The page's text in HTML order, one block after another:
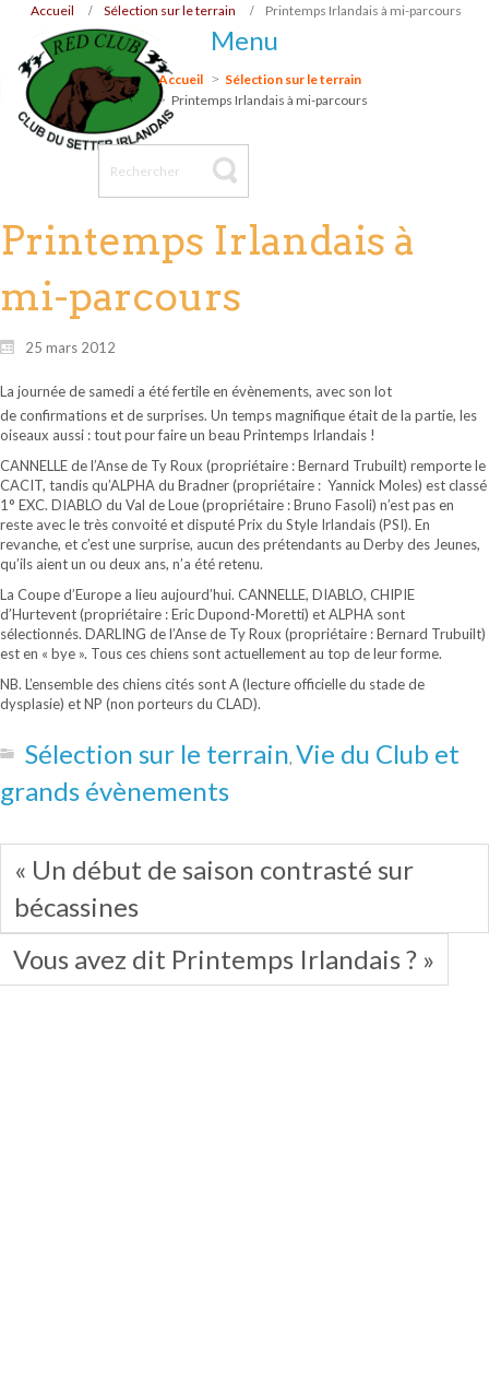
Accueil Sélection sur le terrain Printemps Irlandais à mi-parcours
Menu
Accueil
Sélection sur le terrain
Printemps Irlandais à mi-parcours
Printemps Irlandais à
mi-parcours
25 mars 2012
La journée de samedi a été fertile en évènements, avec son lot
de confirmations et de surprises. Un temps magnifique était de la partie, les
oiseaux aussi : tout pour faire un beau Printemps Irlandais !
CANNELLE de l’Anse de Ty Roux (propriétaire : Bernard Trubuilt) remporte le
CACIT, tandis qu’ALPHA du Bradner (propriétaire : Yannick Moles) est classé
1° EXC. DIABLO du Val de Loue (propriétaire : Bruno Fasoli) n’est pas en
reste avec le très convoité et disputé Prix du Style Irlandais (PSI). En
revanche, et c’est une surprise, aucun des prétendants au Derby des Jeunes,
qu’ils aient un ou deux ans, n’a été retenu.
La Coupe d’Europe a lieu aujourd’hui. CANNELLE, DIABLO, CHIPIE
d’Hurtevent (propriétaire : Eric Dupond-Moretti) et ALPHA sont
sélectionnés. DARLING de l’Anse de Ty Roux (propriétaire : Bernard Trubuilt)
est en « bye ». Tous ces chiens sont actuellement au top de leur forme.
NB. L’ensemble des chiens cités sont A (lecture officielle du stade de
dysplasie) et NP (non porteurs du CLAD).
Sélection sur le terrain, Vie du Club et
grands évènements
« Un début de saison contrasté sur
bécassines
Vous avez dit Printemps Irlandais ? »